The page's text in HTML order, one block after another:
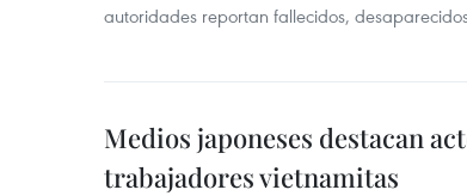
autoridades reportan fallecidos,
Medios japoneses destacan
trabajadores vietnamitas